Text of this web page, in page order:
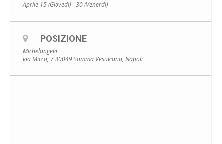
Aprile 15 (Giovedì) - 30 (Venerdì)
POSIZIONE
Michelangelo
via Micco, 7 80049 Somma Vesuviana, Napoli